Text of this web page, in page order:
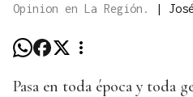
Opinion en La Región. |
Pasa en toda época y toda